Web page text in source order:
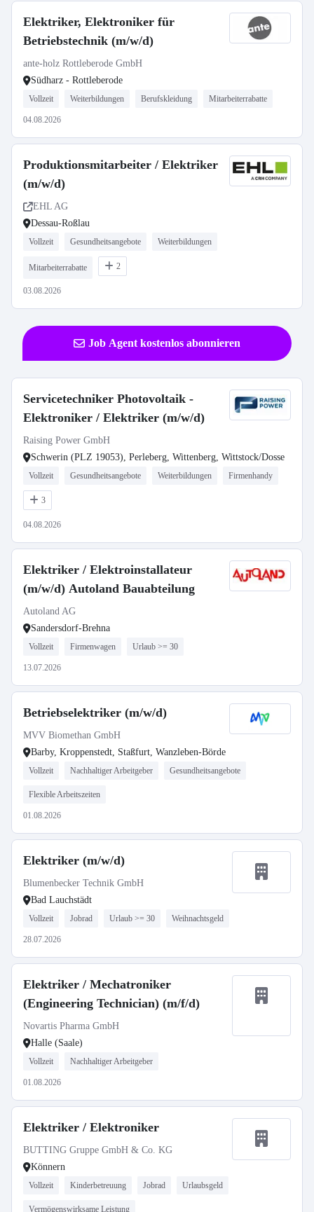
Elektriker, Elektroniker für
Betriebstechnik (m/w/d)
ante-holz Rottleberode GmbH
Südharz - Rottleberode
Vollzeit Weiterbildungen Berufskleidung Mitarbeiterrabatte
04.08.2026
Produktionsmitarbeiter / Elektriker
(m/w/d)
EHL AG
Dessau-Roßlau
Vollzeit Gesundheitsangebote Weiterbildungen
Mitarbeiterrabatte 2
03.08.2026
Job Agent kostenlos abonnieren
Servicetechniker Photovoltaik -
Elektroniker / Elektriker (m/w/d)
Raising Power GmbH
Schwerin (PLZ 19053), Perleberg, Wittenberg, Wittstock/Dosse
Vollzeit Gesundheitsangebote Weiterbildungen Firmenhandy
3
04.08.2026
Elektriker / Elektroinstallateur
(m/w/d) Autoland Bauabteilung
Autoland AG
Sandersdorf-Brehna
Vollzeit Firmenwagen Urlaub >= 30
13.07.2026
Betriebselektriker (m/w/d)
MVV Biomethan GmbH
Barby, Kroppenstedt, Staßfurt, Wanzleben-Börde
Vollzeit Nachhaltiger Arbeitgeber Gesundheitsangebote
Flexible Arbeitszeiten
01.08.2026
Elektriker (m/w/d)
Blumenbecker Technik GmbH
Bad Lauchstädt
Vollzeit Jobrad Urlaub >= 30 Weihnachtsgeld
28.07.2026
Elektriker / Mechatroniker
(Engineering Technician) (m/f/d)
Novartis Pharma GmbH
Halle (Saale)
Vollzeit Nachhaltiger Arbeitgeber
01.08.2026
Elektriker / Elektroniker
BUTTING Gruppe GmbH & Co. KG
Könnern
Vollzeit Kinderbetreuung Jobrad Urlaubsgeld
Vermögenswirksame Leistung